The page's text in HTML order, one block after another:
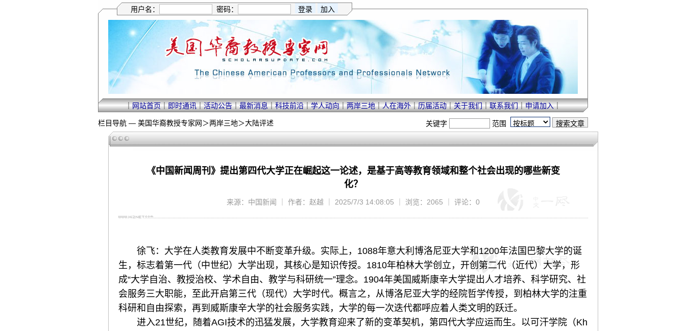
用户名： 密码：
｜网站首页｜即时通讯｜活动公告｜最新消息｜科技前沿｜学人动向｜两岸三地｜人在海外｜历届活动｜关于我们｜联系我们｜申请加入｜
栏目导航 — 美国华裔教授专家网＞两岸三地＞大陆评述 关键字 范围
《中国新闻周刊》提出第四代大学正在崛起这一论述，是基于高等教育领域和整个社会出现的哪些新变
化？
来源：中国新闻 ｜ 作者：赵越 ｜ 2025/7/3 14:08:05 ｜ 浏览：2065 ｜ 评论：0
徐飞：大学在人类教育发展中不断变革升级。实际上，1088年意大利博洛尼亚大学和1200年法国巴黎大学的诞
生，标志着第一代（中世纪）大学出现，其核心是知识传授。1810年柏林大学创立，开创第二代（近代）大学，形
成“大学自治、教授治校、学术自由、教学与科研统一”理念。1904年美国威斯康辛大学提出人才培养、科学研究、社
会服务三大职能，至此开启第三代（现代）大学时代。概言之，从博洛尼亚大学的经院哲学传授，到柏林大学的注重
科研和自由探索，再到威斯康辛大学的社会服务实践，大学的每一次迭代都呼应着人类文明的跃迁。
进入21世纪，随着AGI技术的迅猛发展，大学教育迎来了新的变革契机，第四代大学应运而生。以可汗学院（Kh